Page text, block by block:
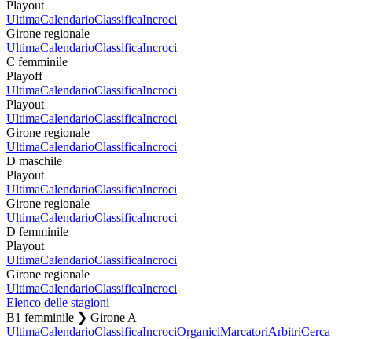
Playout
UltimaCalendarioClassificaIncroci
Girone regionale
UltimaCalendarioClassificaIncroci
C femminile
Playoff
UltimaCalendarioClassificaIncroci
Playout
UltimaCalendarioClassificaIncroci
Girone regionale
UltimaCalendarioClassificaIncroci
D maschile
Playout
UltimaCalendarioClassificaIncroci
Girone regionale
UltimaCalendarioClassificaIncroci
D femminile
Playout
UltimaCalendarioClassificaIncroci
Girone regionale
UltimaCalendarioClassificaIncroci
Elenco delle stagioni
B1 femminile ❯ Girone A
UltimaCalendarioClassificaIncrociOrganiciMarcatoriArbitriCerca